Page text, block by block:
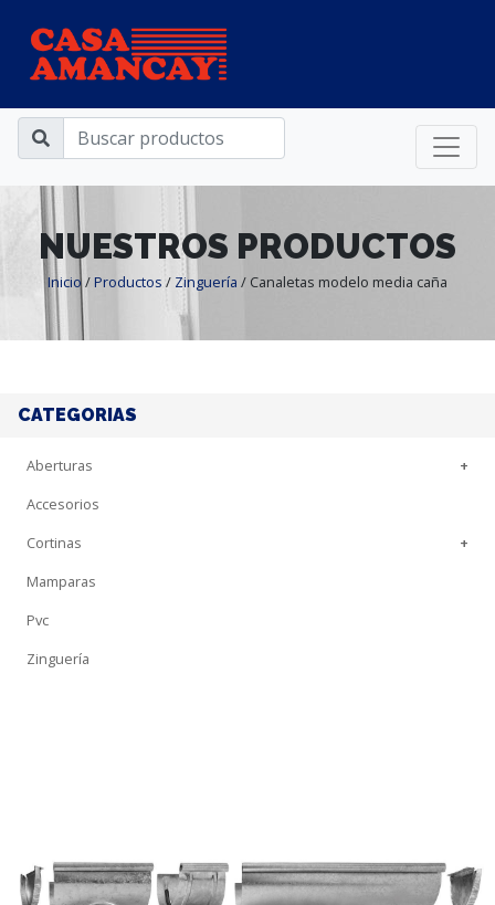
NUESTROS PRODUCTOS
Inicio/Productos / Zinguería / Canaletas modelo media caña
CATEGORIAS
Aberturas
+
Accesorios
Cortinas
+
Mamparas
Pvc
Zinguería